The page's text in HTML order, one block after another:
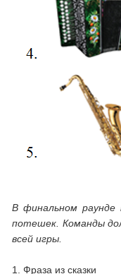
В финальном раунде
потешек. Команды
всей игры.
1. Фраза из сказки